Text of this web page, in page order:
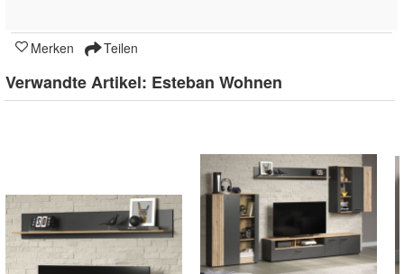
Merken Teilen
Verwandte Artikel: Esteban Wohnen